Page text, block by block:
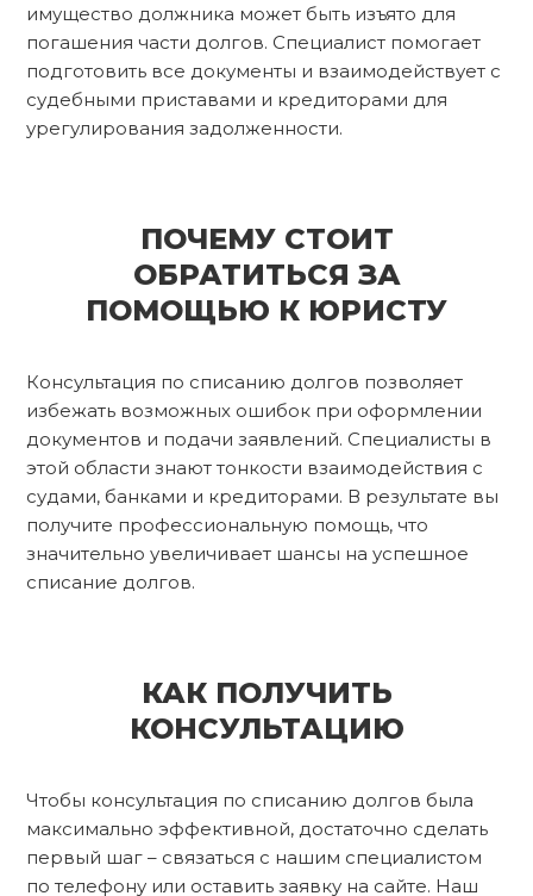
имущество должника может быть изъято для
погашения части долгов. Специалист помогает
подготовить все документы и взаимодействует с
судебными приставами и кредиторами для
урегулирования задолженности.
ПОЧЕМУ СТОИТ
ОБРАТИТЬСЯ ЗА
ПОМОЩЬЮ К ЮРИСТУ
Консультация по списанию долгов позволяет
избежать возможных ошибок при оформлении
документов и подачи заявлений. Специалисты в
этой области знают тонкости взаимодействия с
судами, банками и кредиторами. В результате вы
получите профессиональную помощь, что
значительно увеличивает шансы на успешное
списание долгов.
КАК ПОЛУЧИТЬ
КОНСУЛЬТАЦИЮ
Чтобы консультация по списанию долгов была
максимально эффективной, достаточно сделать
первый шаг – связаться с нашим специалистом
по телефону или оставить заявку на сайте. Наш